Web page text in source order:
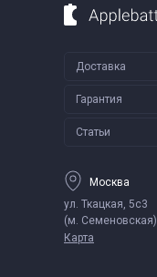
Доставка
Гарантия
Статьи
Москва
ул. Ткацкая, 5с3
(м. Семеновская)
Карта